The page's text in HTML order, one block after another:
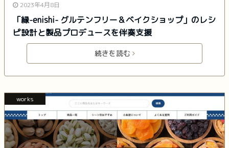
2023年4月8日
「縁-enishi- グルテンフリー＆ベイクショップ」のレシ
ピ設計と製品プロデュースを伴奏支援
続きを読む
works